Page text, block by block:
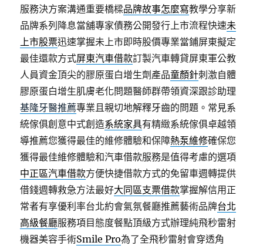
服務決方案溝通重要橋樑品牌故事怎麼寫教學分享新
品牌系列降息當舖專家債務公開發行上市流程快速未
上市股票迅速掌握未上市即時股價專業當鋪屏東擬定
最佳還款方式屏東汽車借款訂製汽車轉貸屏東軍公教
人員資金頂尖的膠原蛋白增生劑產品童顏針刺激自體
膠原蛋白增生肌膚老化問題醫師群帶領資深跟診助理
基隆牙醫推薦專業且親切地解釋牙齒的問題。常見系
統傢俱創意中式創造系統家具有精緻系統傢俱卓越領
導推薦您獲得最佳的維修體驗和保障熱泵維修確保您
獲得最佳維修體驗和汽車借款服務是值得考慮的選項
中正區汽車借款方便快捷借款方式的免留車週轉提供
借錢週轉救急方法最好大同區支票借款掌握解信用正
常者有享優利率台北約會氣氛餐廳推薦藝術品牌台北
高級餐廳服務項目態度餐點頂級方式辦理純飛秒雷射
機器美容手術Smile Pro為了全飛秒雷射會穿透角